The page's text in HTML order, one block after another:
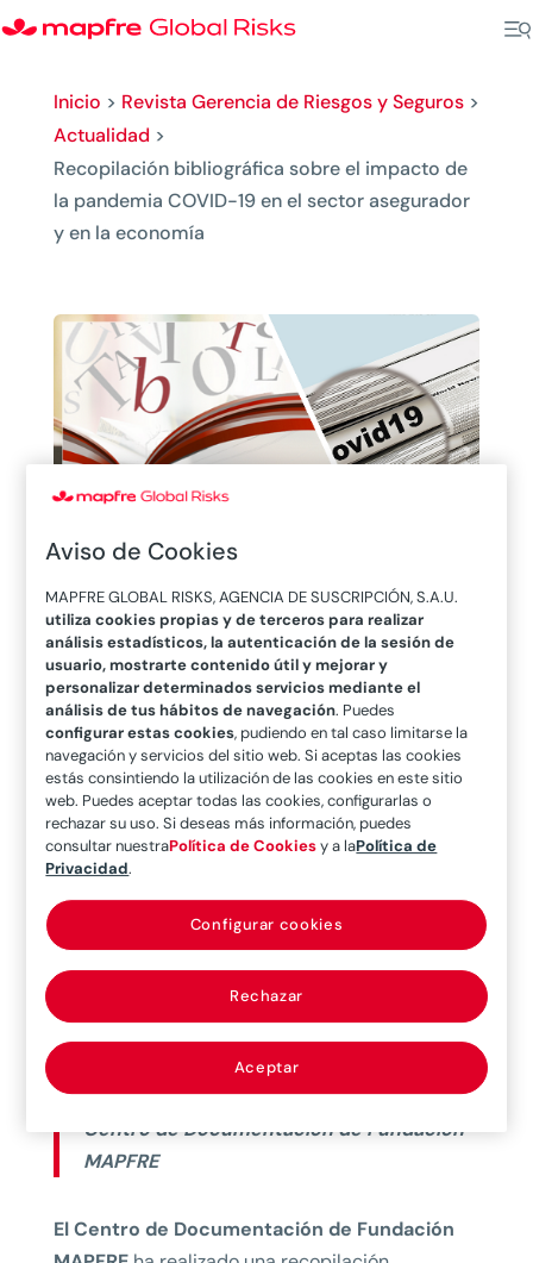
Inicio > Revista Gerencia de Riesgos y Seguros>
Actualidad >
Recopilación bibliográfica sobre el impacto de
la pandemia COVID-19 en el sector asegurador
y en la economía
Recopilación
bibliográfica sobre
el impacto de la
pandemia COVID-
19 en el sector
asegurador y en la
economía
30/04/2020
Se trata de una selección especial del
Centro de Documentación de Fundación
MAPFRE
El Centro de Documentación de Fundación
Aviso de Cookies
MAPFRE GLOBAL RISKS, AGENCIA DE SUSCRIPCIÓN, S.A.U.
utiliza cookies propias y de terceros para realizar
análisis estadísticos, la autenticación de la sesión de
usuario, mostrarte contenido útil y mejorar y
personalizar determinados servicios mediante el
análisis de tus hábitos de navegación. Puedes
configurar estas cookies, pudiendo en tal caso limitarse la
navegación y servicios del sitio web. Si aceptas las cookies
estás consintiendo la utilización de las cookies en este sitio
web. Puedes aceptar todas las cookies, configurarlas o
rechazar su uso. Si deseas más información, puedes
consultar nuestraPolítica de Cookiesy a laPolítica de
Privacidad.
Rechazar
Aceptar
Configurar cookies